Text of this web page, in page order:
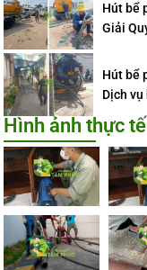
Hút bể
Giải
Hút bể
Dịch
Hình ảnh thực tế